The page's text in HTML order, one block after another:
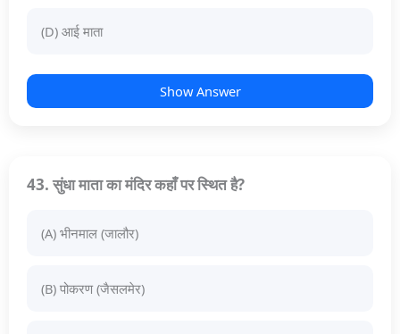
(D) आई माता
Show Answer
43. सुंधा माता का मंदिर कहाँ पर स्थित है?
(A) भीनमाल (जालौर)
(B) पोकरण (जैसलमेर)